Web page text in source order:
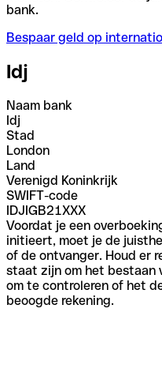
bank.
Bespaar geld op
Idj
Naam bank
Idj
Stad
London
Land
Verenigd Koninkrijk
SWIFT-code
IDJIGB21XXX
Voordat je een
initieert, moet je de
of de ontvanger. Houd er
staat zijn om het bestaan
om te controleren of het
beoogde rekening.